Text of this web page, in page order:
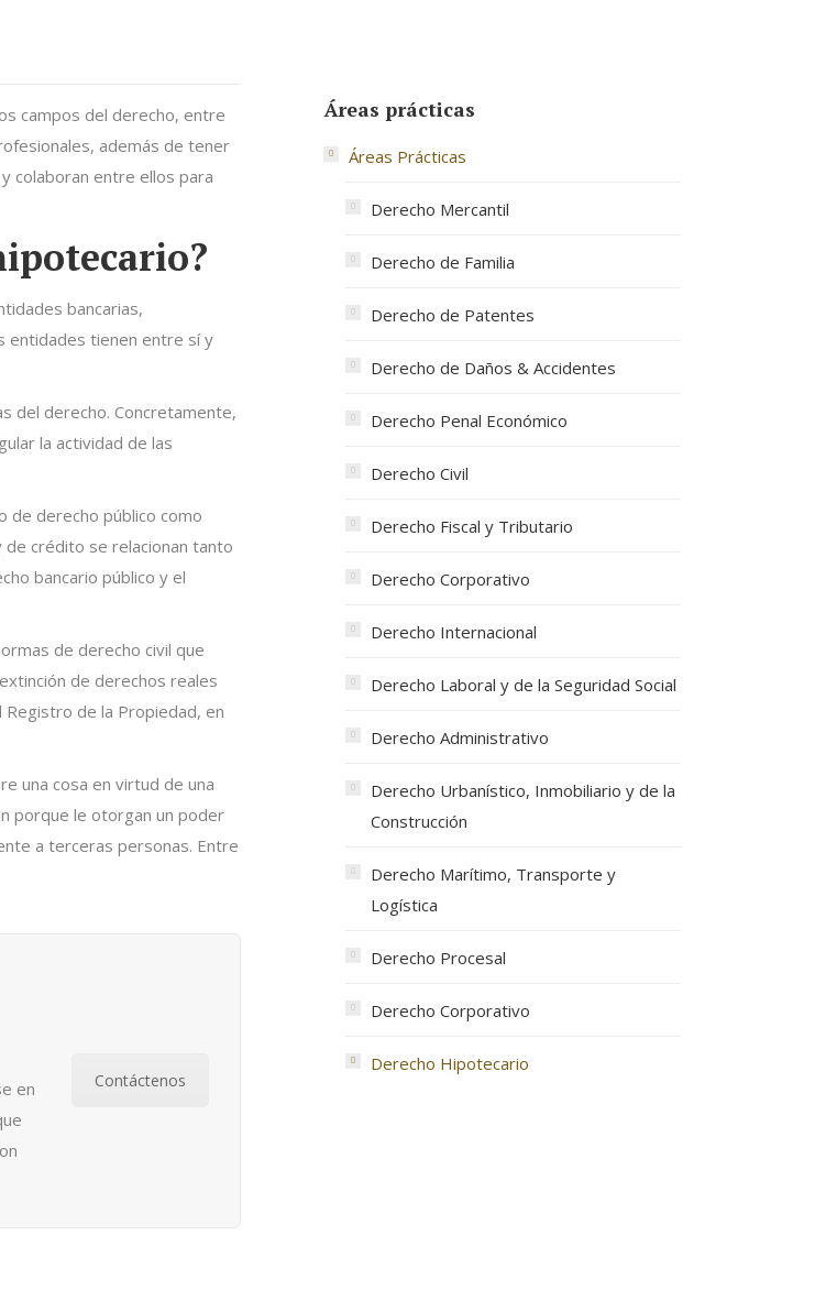
campos del derecho, entre
además de tener
colaboran entre ellos para
bancarias,
entidades tienen entre sí y
del derecho. Concretamente,
la actividad de las
de derecho público como
crédito se relacionan tanto
bancario público y el
de derecho civil que
de derechos reales
de la Propiedad, en
una cosa en virtud de una
porque le otorgan un poder
a terceras personas. Entre
en
Contáctenos
Áreas prácticas
Áreas Prácticas
Derecho Mercantil
Derecho de Familia
Derecho de Patentes
Derecho de Daños & Accidentes
Derecho Penal Económico
Derecho Civil
Derecho Fiscal y Tributario
Derecho Corporativo
Derecho Internacional
Derecho Laboral y de la Seguridad Social
Derecho Administrativo
Derecho Urbanístico, Inmobiliario y de la
Construcción
Derecho Marítimo, Transporte y
Logística
Derecho Procesal
Derecho Corporativo
Derecho Hipotecario